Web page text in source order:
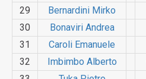
29
Bernardini Mirko
30
Bonaviri Andrea
31
Caroli Emanuele
32
Imbimbo Alberto